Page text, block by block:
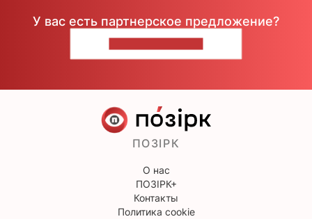
У вас есть партнерское предложение?
ПОЗІРК
О нас
ПОЗІРК+
Контакты
Политика cookie